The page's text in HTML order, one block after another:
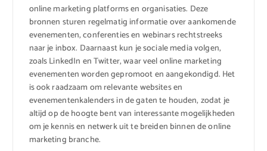
online marketing platforms en organisaties. Deze
bronnen sturen regelmatig informatie over aankomende
evenementen, conferenties en webinars rechtstreeks
naar je inbox. Daarnaast kun je sociale media volgen,
zoals LinkedIn en Twitter, waar veel online marketing
evenementen worden gepromoot en aangekondigd. Het
is ook raadzaam om relevante websites en
evenementenkalenders in de gaten te houden, zodat je
altijd op de hoogte bent van interessante mogelijkheden
om je kennis en netwerk uit te breiden binnen de online
marketing branche.